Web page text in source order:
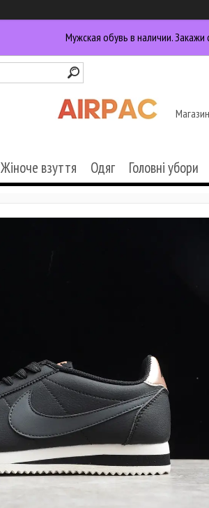
Мужская обувь в наличии. Закажи
Жіноче взуття Одяг Головні убори